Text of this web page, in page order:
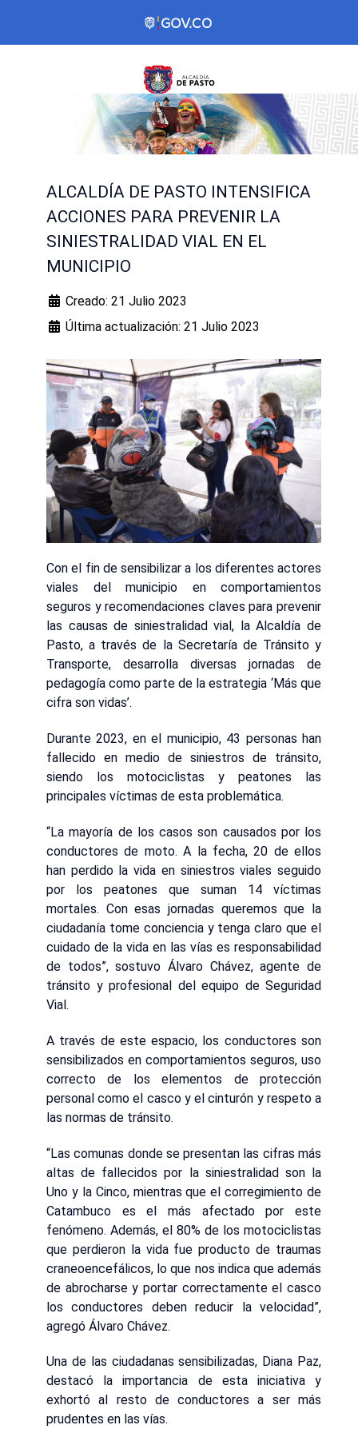
ALCALDÍA DE PASTO INTENSIFICA
ACCIONES PARA PREVENIR LA
SINIESTRALIDAD VIAL EN EL
MUNICIPIO
Creado: 21 Julio 2023
Última actualización: 21 Julio 2023
Con el fin de sensibilizar a los diferentes actores
viales del municipio en comportamientos
seguros y recomendaciones claves para prevenir
las causas de siniestralidad vial, la Alcaldía de
Pasto, a través de la Secretaría de Tránsito y
Transporte, desarrolla diversas jornadas de
pedagogía como parte de la estrategia ‘Más que
cifra son vidas’.
Durante 2023, en el municipio, 43 personas han
fallecido en medio de siniestros de tránsito,
siendo los motociclistas y peatones las
principales víctimas de esta problemática.
“La mayoría de los casos son causados por los
conductores de moto. A la fecha, 20 de ellos
han perdido la vida en siniestros viales seguido
por los peatones que suman 14 víctimas
mortales. Con esas jornadas queremos que la
ciudadanía tome conciencia y tenga claro que el
cuidado de la vida en las vías es responsabilidad
de todos”, sostuvo Álvaro Chávez, agente de
tránsito y profesional del equipo de Seguridad
Vial.
A través de este espacio, los conductores son
sensibilizados en comportamientos seguros, uso
correcto de los elementos de protección
personal como el casco y el cinturón y respeto a
las normas de tránsito.
“Las comunas donde se presentan las cifras más
altas de fallecidos por la siniestralidad son la
Uno y la Cinco, mientras que el corregimiento de
Catambuco es el más afectado por este
fenómeno. Además, el 80% de los motociclistas
que perdieron la vida fue producto de traumas
craneoencefálicos, lo que nos indica que además
de abrocharse y portar correctamente el casco
los conductores deben reducir la velocidad”,
agregó Álvaro Chávez.
Una de las ciudadanas sensibilizadas, Diana Paz,
destacó la importancia de esta iniciativa y
exhortó al resto de conductores a ser más
prudentes en las vías.